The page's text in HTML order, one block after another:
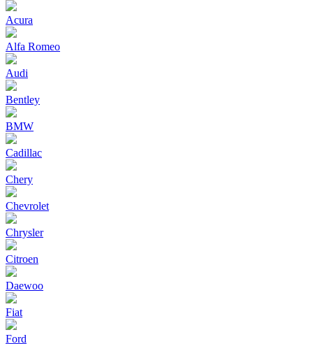
Acura
Alfa Romeo
Audi
Bentley
BMW
Cadillac
Chery
Chevrolet
Chrysler
Citroen
Daewoo
Fiat
Ford